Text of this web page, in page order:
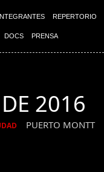
REPERTORIO
DOCS PRENSA
2016
PUERTO MONTT